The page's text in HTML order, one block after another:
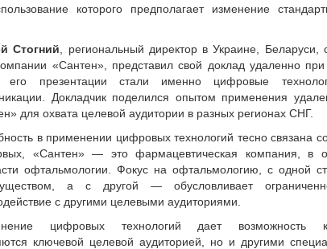
которого предполагает изменение
Стогний , региональный директор в Украине, Беларуси,
«Сантен», представил свой доклад удаленно
его презентации стали именно цифровые
Докладчик поделился опытом применения
для охвата целевой аудитории в разных регионах СНГ.
в применении цифровых технологий тесно связана
«Сантен» — это фармацевтическая компания, в
офтальмологии. Фокус на офтальмологию, с одной
а с другой — обусловливает
с другими целевыми аудиториями.
цифровых технологий дает возможность
ключевой целевой аудиторией, но и другими